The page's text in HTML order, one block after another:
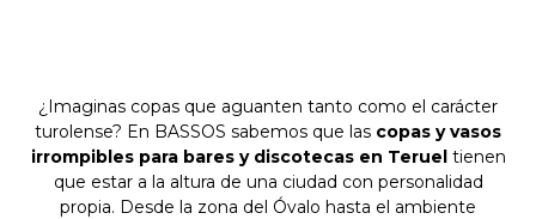
¿Imaginas copas que aguanten tanto como el carácter
turolense? En BASSOS sabemos que las copas y vasos
irrompibles para bares y discotecas en Terueltienen
que estar a la altura de una ciudad con personalidad
propia. Desde la zona del Óvalo hasta el ambiente